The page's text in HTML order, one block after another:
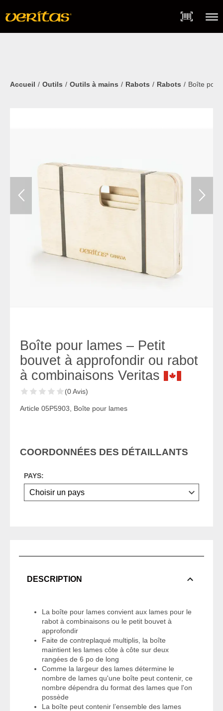
content
Accueil Outils Outils à mains Rabots Rabots Boîte pour
Boîte pour lames – Petit
bouvet à approfondir ou rabot
à combinaisons Veritas
(0 Avis)
Article 05P5903, Boîte pour lames
COORDONNÉES DES DÉTAILLANTS
PAYS:
DESCRIPTION
La boîte pour lames convient aux lames pour le
rabot à combinaisons ou le petit bouvet à
approfondir
Faite de contreplaqué multiplis, la boîte
maintient les lames côte à côte sur deux
rangées de 6 po de long
Comme la largeur des lames détermine le
nombre de lames qu'une boîte peut contenir, ce
nombre dépendra du format des lames que l'on
possède
La boîte peut contenir l’ensemble des lames